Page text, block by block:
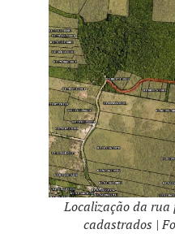
Localização da rua
cadastrados |